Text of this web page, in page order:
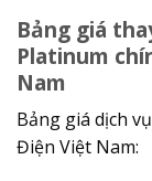
Bảng giá
Platinum
Nam
Bảng giá dịch
Điện Việt Nam: